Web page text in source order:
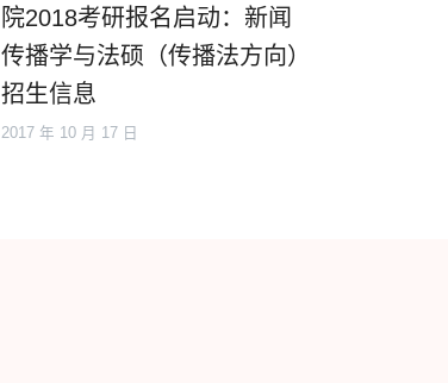
院2018考研报名启动：新闻
传播学与法硕（传播法方向）
招生信息
2017 年 10 月 17 日